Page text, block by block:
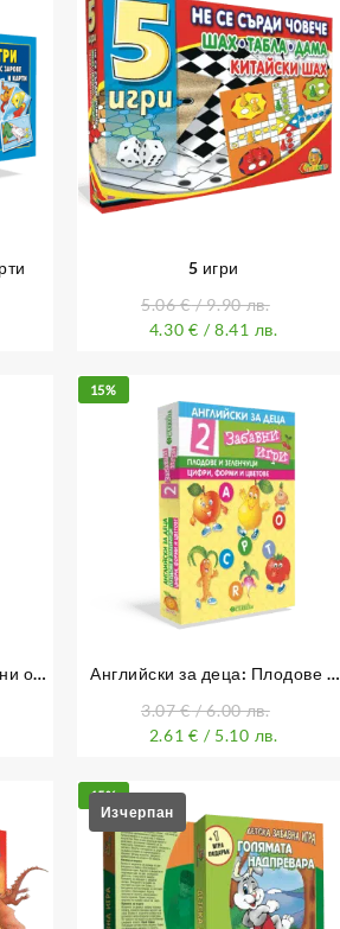
5 игри
5.06€/ 9.90 лв.
4.30€ / 8.41 лв.
от
15%
Английски за деца: Плодове и
цветове
3.07€/ 6.00 лв.
2.61€ / 5.10 лв.
15%